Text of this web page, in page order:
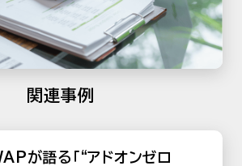
関連事例
が語る「“アドオンゼロ